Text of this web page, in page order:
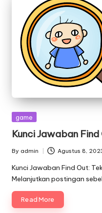
Posted
game
Kunci Jawaban
Posted
by
By admin Agustus 8,
Kunci Jawaban Find Out:
Melanjutkan postingan
Read More